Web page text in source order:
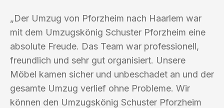
„Der Umzug von Pforzheim nach Haarlem war
mit dem Umzugskönig Schuster Pforzheim eine
absolute Freude. Das Team war professionell,
freundlich und sehr gut organisiert. Unsere
Möbel kamen sicher und unbeschadet an und der
gesamte Umzug verlief ohne Probleme. Wir
können den Umzugskönig Schuster Pforzheim